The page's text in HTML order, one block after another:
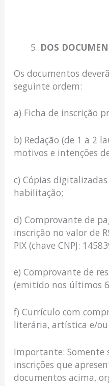
DOS
Os documentos
seguinte ordem:
a) Ficha de inscrição
b) Redação (de 1 a 2
motivos e intenções
c) Cópias digitalizadas
habilitação;
d) Comprovante de
inscrição no valor de
PIX (chave CNPJ:
e) Comprovante de
(emitido nos últimos 6
f) Currículo com
literária, artística e/ou
Importante: Somente
inscrições que
documentos acima,